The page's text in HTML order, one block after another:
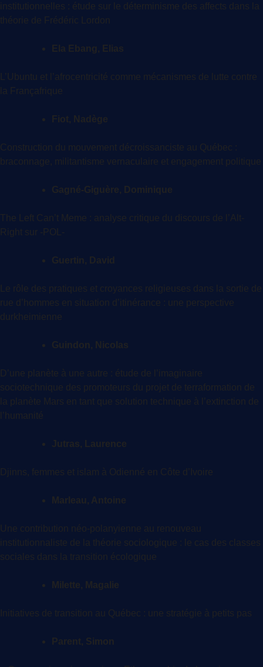
institutionnelles : étude sur le déterminisme des affects dans la
théorie de Frédéric Lordon
Ela Ebang, Elias
L’Ubuntu et l’afrocentricité comme mécanismes de lutte contre
la Françafrique
Fiot, Nadège
Construction du mouvement décroissanciste au Québec :
braconnage, militantisme vernaculaire et engagement politique
Gagné-Giguère, Dominique
The Left Can’t Meme : analyse critique du discours de l’Alt-
Right sur -POL-
Guertin, David
Le rôle des pratiques et croyances religieuses dans la sortie de
rue d’hommes en situation d’itinérance : une perspective
durkheimienne
Guindon, Nicolas
D’une planète à une autre : étude de l’imaginaire
sociotechnique des promoteurs du projet de terraformation de
la planète Mars en tant que solution technique à l’extinction de
l’humanité
Jutras, Laurence
Djinns, femmes et islam à Odienné en Côte d’Ivoire
Marleau, Antoine
Une contribution néo-polanyienne au renouveau
institutionnaliste de la théorie sociologique : le cas des classes
sociales dans la transition écologique
Milette, Magalie
Initiatives de transition au Québec : une stratégie à petits pas
Parent, Simon